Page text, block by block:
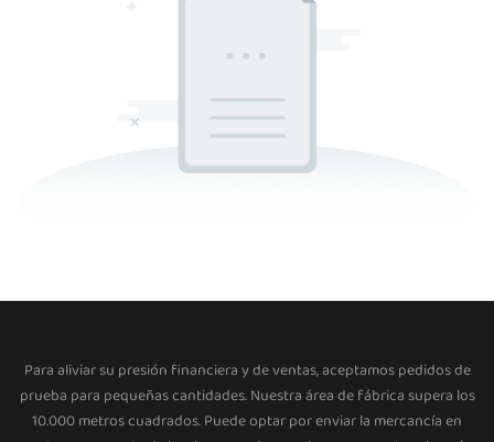
Para aliviar su presión financiera y de ventas, aceptamos pedidos de
prueba para pequeñas cantidades. Nuestra área de fábrica supera los
10.000 metros cuadrados. Puede optar por enviar la mercancía en